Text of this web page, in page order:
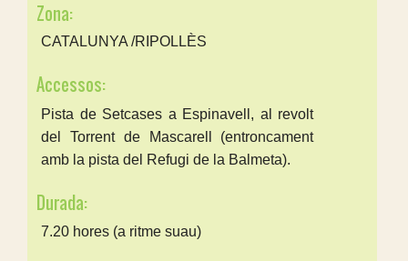
Zona:
CATALUNYA /RIPOLLÈS
Accessos:
Pista de Setcases a Espinavell, al revolt
del Torrent de Mascarell (entroncament
amb la pista del Refugi de la Balmeta).
Durada:
7.20 hores (a ritme suau)